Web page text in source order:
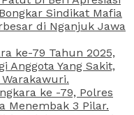
Sindikat Mafia
di Nganjuk Jawa
ke-79 Tahun 2025,
Anggota Yang Sakit,
ke -79, Polres
Menembak 3 Pilar.